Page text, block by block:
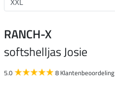
RANCH-X
softshelljas Josie
5.0 8 Klantenbeoordeling